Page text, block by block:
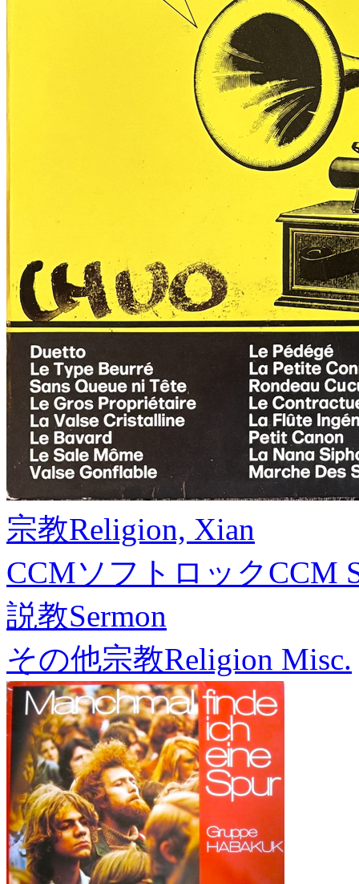
宗教Religion, Xian
CCMソフトロックCCM
説教Sermon
その他宗教Religion Misc.